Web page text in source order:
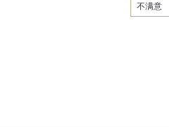
不满意